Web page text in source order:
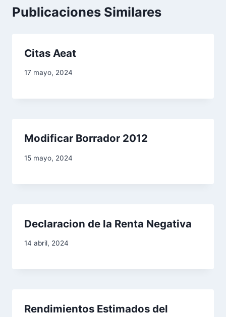
c
d
a
Publicaciones Similares
Citas Aeat
17 mayo, 2024
Modificar Borrador 2012
15 mayo, 2024
Declaracion de la Renta Negativa
14 abril, 2024
Rendimientos Estimados del